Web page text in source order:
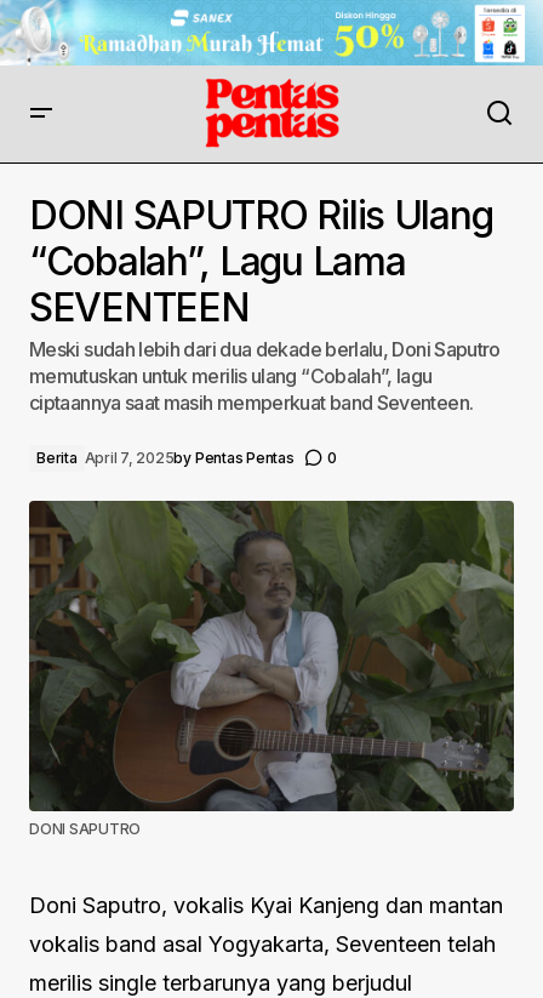
DONI SAPUTRO Rilis Ulang
“Cobalah”, Lagu Lama
SEVENTEEN
Meski sudah lebih dari dua dekade berlalu, Doni Saputro
memutuskan untuk merilis ulang “Cobalah”, lagu
ciptaannya saat masih memperkuat band Seventeen.
Berita April 7, 2025by Pentas Pentas 0
DONI SAPUTRO
Doni Saputro, vokalis Kyai Kanjeng dan mantan
vokalis band asal Yogyakarta, Seventeen telah
merilis single terbarunya yang berjudul